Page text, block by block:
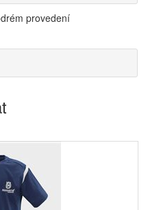
provedení